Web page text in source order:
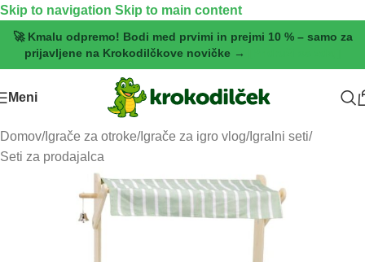
Skip to navigation Skip to main content
🚀 Kmalu odpremo! Bodi med prvimi in prejmi 10 % – samo za
prijavljene na Krokodilčkove novičke →
Meni
Domov/Igrače za otroke/Igrače za igro vlog/Igralni seti/
Seti za prodajalca